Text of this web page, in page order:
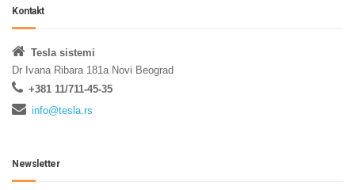
Kontakt
Tesla sistemi
Dr Ivana Ribara 181a Novi Beograd
+381 11/711-45-35
info@tesla.rs
Newsletter